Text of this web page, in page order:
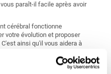
paraît-il facile après avoir
cérébral fonctionne
votre évolution et proposer
ainsi qu'il vous aidera à